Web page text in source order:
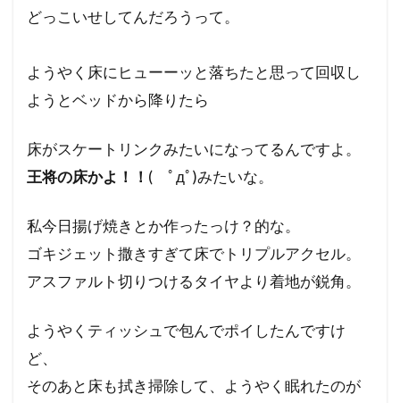
どっこいせしてんだろうって。
ようやく床にヒューーッと落ちたと思って回収し
ようとベッドから降りたら
床がスケートリンクみたいになってるんですよ。
王将の床かよ！！ ( ﾟдﾟ)みたいな。
私今日揚げ焼きとか作ったっけ？的な。
ゴキジェット撒きすぎて床でトリプルアクセル。
アスファルト切りつけるタイヤより着地が鋭角。
ようやくティッシュで包んでポイしたんですけ
ど、
そのあと床も拭き掃除して、ようやく眠れたのが